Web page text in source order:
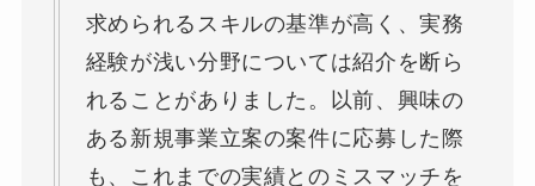
求められるスキルの基準が高く、実務
経験が浅い分野については紹介を断ら
れることがありました。以前、興味の
ある新規事業立案の案件に応募した際
も、これまでの実績とのミスマッチを